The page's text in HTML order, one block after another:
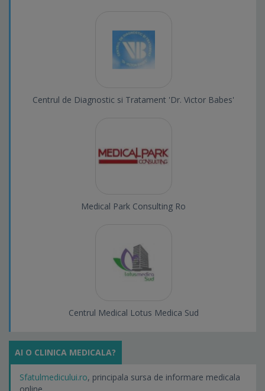
Centrul de Diagnostic si Tratament 'Dr. Victor Babes'
Medical Park Consulting Ro
Centrul Medical Lotus Medica Sud
AI O CLINICA MEDICALA?
Sfatulmedicului.ro, principala sursa de informare medicala